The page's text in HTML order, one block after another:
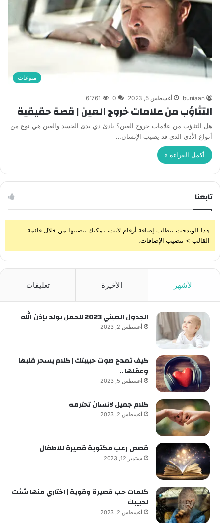
منوعات
buniaan أغسطس 5, 2023 0 6٬761
التثاؤب من علامات خروج العين | قصة حقيقية
هل التثاؤب من علامات خروج العين؟ بادئ ذي بدئ الحسد والعين هي نوع من
أنواع الأذى الذي قد يصيب الإنسان…
أكمل القراءة »
تابعنا
هذا الويدجت يتطلب إضافة أرقام لايت، يمكنك تنصيبها من خلال قائمة
القالب > تنصيب الإضافات.
الأشهر الأخيرة تعليقات
الجدول الصيني 2023 للحمل بولد بإذن الله
أغسطس 2, 2023
كيف تمدح صوت حبيبتك | كلام يسحر قلبها
وعقلها ..
أغسطس 5, 2023
كلام جميل لانسان تحترمه
أغسطس 2, 2023
قصص رعب مكتوبة قصيرة للاطفال
سبتمبر 12, 2023
كلمات حب قصيرة وقوية | اختاري منها شئت
لحبيبك
أغسطس 2, 2023